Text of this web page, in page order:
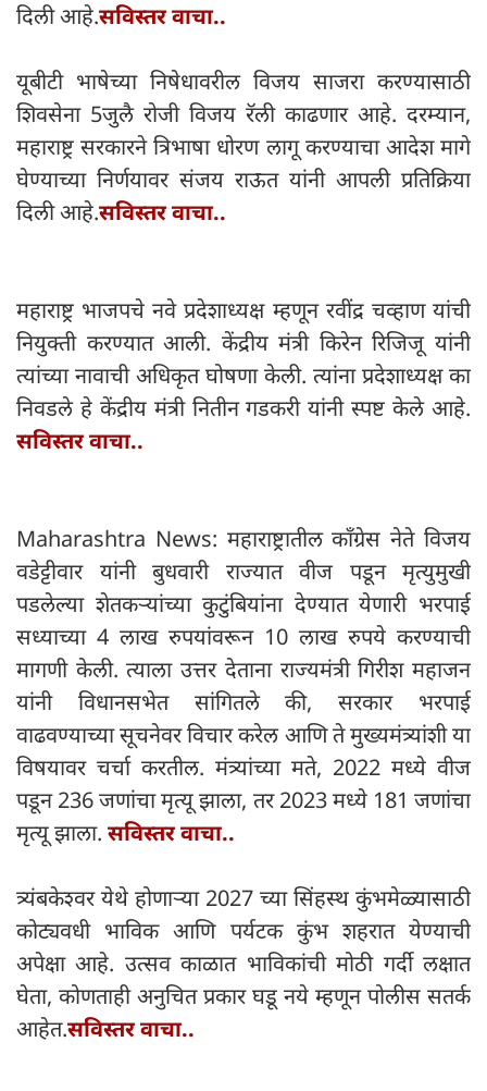
दिली आहे.सविस्तर वाचा..
यूबीटी भाषेच्या निषेधावरील विजय साजरा करण्यासाठी
शिवसेना 5जुलै रोजी विजय रॅली काढणार आहे. दरम्यान,
महाराष्ट्र सरकारने त्रिभाषा धोरण लागू करण्याचा आदेश मागे
घेण्याच्या निर्णयावर संजय राऊत यांनी आपली प्रतिक्रिया
दिली आहे.सविस्तर वाचा..
महाराष्ट्र भाजपचे नवे प्रदेशाध्यक्ष म्हणून रवींद्र चव्हाण यांची
नियुक्ती करण्यात आली. केंद्रीय मंत्री किरेन रिजिजू यांनी
त्यांच्या नावाची अधिकृत घोषणा केली. त्यांना प्रदेशाध्यक्ष का
निवडले हे केंद्रीय मंत्री नितीन गडकरी यांनी स्पष्ट केले आहे.
सविस्तर वाचा..
Maharashtra News: महाराष्ट्रातील काँग्रेस नेते विजय
वडेट्टीवार यांनी बुधवारी राज्यात वीज पडून मृत्युमुखी
पडलेल्या शेतकऱ्यांच्या कुटुंबियांना देण्यात येणारी भरपाई
सध्याच्या 4 लाख रुपयांवरून 10 लाख रुपये करण्याची
मागणी केली. त्याला उत्तर देताना राज्यमंत्री गिरीश महाजन
यांनी विधानसभेत सांगितले की, सरकार भरपाई
वाढवण्याच्या सूचनेवर विचार करेल आणि ते मुख्यमंत्र्यांशी या
विषयावर चर्चा करतील. मंत्र्यांच्या मते, 2022 मध्ये वीज
पडून 236 जणांचा मृत्यू झाला, तर 2023 मध्ये 181 जणांचा
मृत्यू झाला. सविस्तर वाचा..
त्र्यंबकेश्वर येथे होणाऱ्या 2027 च्या सिंहस्थ कुंभमेळ्यासाठी
कोट्यवधी भाविक आणि पर्यटक कुंभ शहरात येण्याची
अपेक्षा आहे. उत्सव काळात भाविकांची मोठी गर्दी लक्षात
घेता, कोणताही अनुचित प्रकार घडू नये म्हणून पोलीस सतर्क
आहेत.सविस्तर वाचा..